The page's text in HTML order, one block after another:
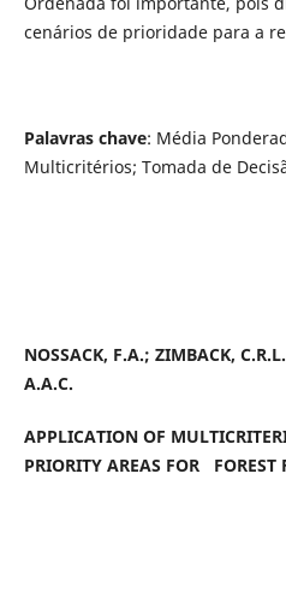
cenários de prioridade para a
Palavras chave: Média
Multicritérios; Tomada de
NOSSACK, F.A.; ZIMBACK,
A.A.C.
APPLICATION OF
PRIORITY AREAS FOR FOREST